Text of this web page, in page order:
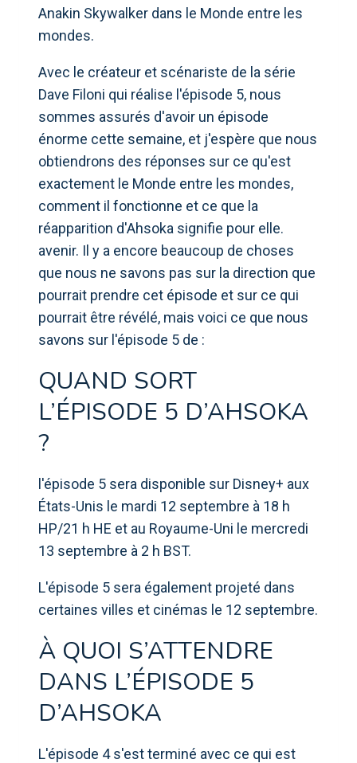
Anakin Skywalker dans le Monde entre les
mondes.
Avec le créateur et scénariste de la série
Dave Filoni qui réalise l'épisode 5, nous
sommes assurés d'avoir un épisode
énorme cette semaine, et j'espère que nous
obtiendrons des réponses sur ce qu'est
exactement le Monde entre les mondes,
comment il fonctionne et ce que la
réapparition d'Ahsoka signifie pour elle.
avenir. Il y a encore beaucoup de choses
que nous ne savons pas sur la direction que
pourrait prendre cet épisode et sur ce qui
pourrait être révélé, mais voici ce que nous
savons sur l'épisode 5 de :
QUAND SORT
L’ÉPISODE 5 D’AHSOKA
?
l'épisode 5 sera disponible sur Disney+ aux
États-Unis le mardi 12 septembre à 18 h
HP/21 h HE et au Royaume-Uni le mercredi
13 septembre à 2 h BST.
L'épisode 5 sera également projeté dans
certaines villes et cinémas le 12 septembre.
À QUOI S’ATTENDRE
DANS L’ÉPISODE 5
D’AHSOKA
L'épisode 4 s'est terminé avec ce qui est